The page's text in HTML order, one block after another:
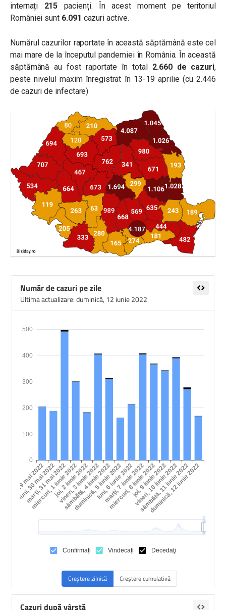
internați
215
pacienți. În acest moment pe teritoriul
României sunt 6.091 cazuri active.
Numărul cazurilor raportate în această săptămână este cel
mai mare de la începutul pandemiei în România. În această
săptămână au fost raportate în total 2.660 de cazuri,
peste nivelul maxim înregistrat în 13-19 aprilie (cu 2.446
de cazuri de infectare)